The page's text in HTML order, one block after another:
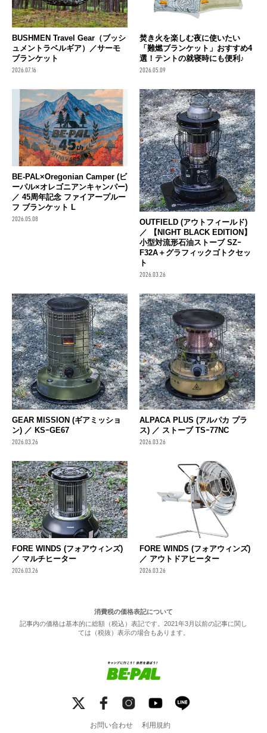
BUSHMEN Travel Gear（ブッシ
ュメントラベルギア）／サーモ
ブランケット
2026.07.16
焚き火を楽しむ夜に使いたい
「難燃ブランケット」おすすめ4
選！テントの就寝時にも便利♪
2026.05.09
BE-PAL×Oregonian Camper (ビ
ーパル×オレゴニアンキャンパー)
／ 45周年記念 ファイアープルー
フ ブランケット L
2026.05.08
OUTFIELD (アウトフィールド)
／ 【NIGHT BLACK EDITION】
小型対流形石油ストーブ SZｰ
F32A＋グラフィックゴトクセッ
ト
2026.03.26
GEAR MISSION (ギアミッショ
ン) ／ KSｰGE67
2026.03.26
ALPACA PLUS (アルパカ プラ
ス) ／ ストーブ TSｰ77NC
2026.03.26
FORE WINDS (フォアウィンズ)
／ マルチヒーター
2026.03.26
FORE WINDS (フォアウィンズ)
／ アウトドアヒーター
2026.03.26
消費税の価格表記について
記事内の価格は基本的に総額（税込）表記です。2021年3月以前の記事に関し
ては（税抜）表示の場合もあります。
お問い合わせ 利用規約